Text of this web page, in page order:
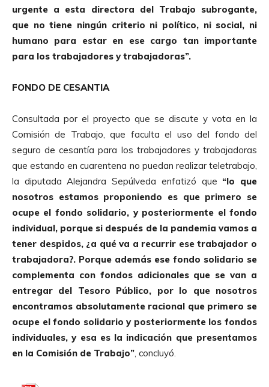
urgente a esta directora del Trabajo subrogante,
que no tiene ningún criterio ni político, ni social, ni
humano para estar en ese cargo tan importante
para los trabajadores y trabajadoras”.
FONDO DE CESANTIA
Consultada por el proyecto que se discute y vota en la
Comisión de Trabajo, que faculta el uso del fondo del
seguro de cesantía para los trabajadores y trabajadoras
que estando en cuarentena no puedan realizar teletrabajo,
la diputada Alejandra Sepúlveda enfatizó que “lo que
nosotros estamos proponiendo es que primero se
ocupe el fondo solidario, y posteriormente el fondo
individual, porque si después de la pandemia vamos a
tener despidos, ¿a qué va a recurrir ese trabajador o
trabajadora?. Porque además ese fondo solidario se
complementa con fondos adicionales que se van a
entregar del Tesoro Público, por lo que nosotros
encontramos absolutamente racional que primero se
ocupe el fondo solidario y posteriormente los fondos
individuales, y esa es la indicación que presentamos
en la Comisión de Trabajo” , concluyó.